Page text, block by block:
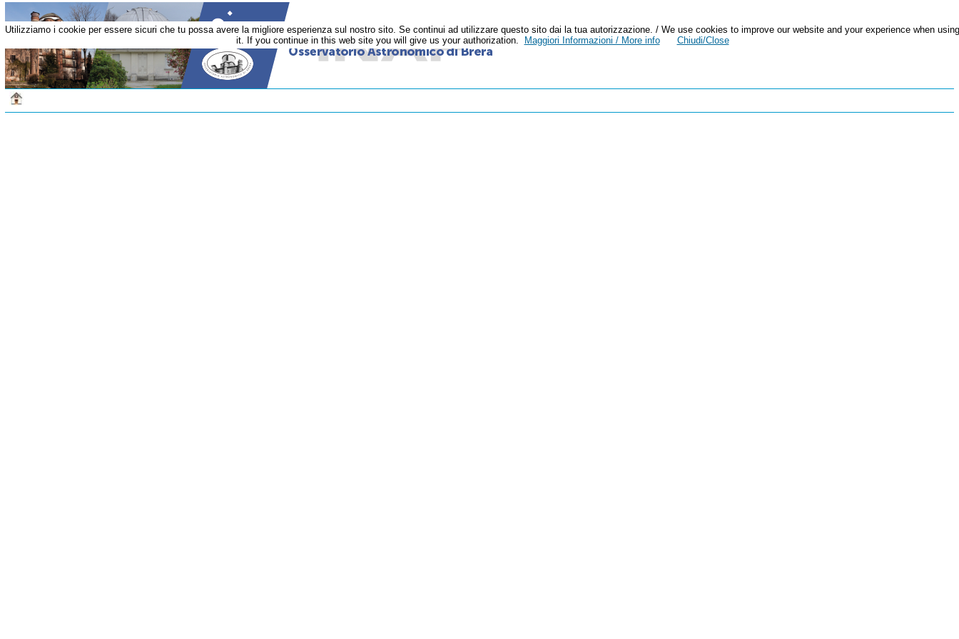
Utilizziamo i cookie per essere sicuri che tu possa avere la migliore esperienza sul nostro sito. Se continui ad utilizzare questo sito dai la tua autorizzazione. / We use cookies to improve our website and your experience when using
it. If you continue in this web site you will give us your authorization.
Maggiori Informazioni / More info Chiudi/Close